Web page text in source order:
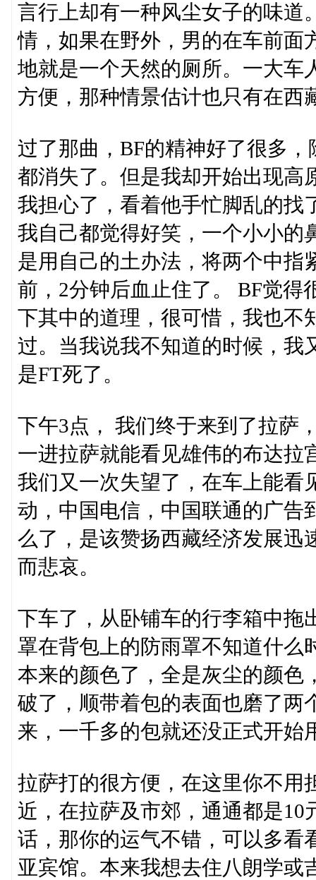
言行上却有一种风尘女子的味道
情，如果在野外，男的在车前面
地就是一个天然的厕所。一大车
方便，那种情景估计也只有在西
过了那曲，BF的精神好了很多
都消失了。但是我却开始出现高
我担心了，看着他手忙脚乱的找
我自己都觉得好笑，一个小小的
是用自己的土办法，将两个中指
前，2分钟后血止住了。 BF觉得
下其中的道理，很可惜，我也不
过。当我说我不知道的时候，我
是FT死了。
下午3点， 我们终于来到了拉萨
一进拉萨就能看见雄伟的布达拉
我们又一次失望了，在车上能看
动，中国电信，中国联通的广告
么了，是该赞扬西藏经济发展迅
而悲哀。
下车了，从卧铺车的行李箱中拖
罩在背包上的防雨罩不知道什么
本来的颜色了，全是灰尘的颜色
破了，顺带着包的表面也磨了两
来，一千多的包就还没正式开始
拉萨打的很方便，在这里你不用
近，在拉萨及市郊，通通都是
话，那你的运气不错，可以多看
亚宾馆。本来我想去住八朗学或